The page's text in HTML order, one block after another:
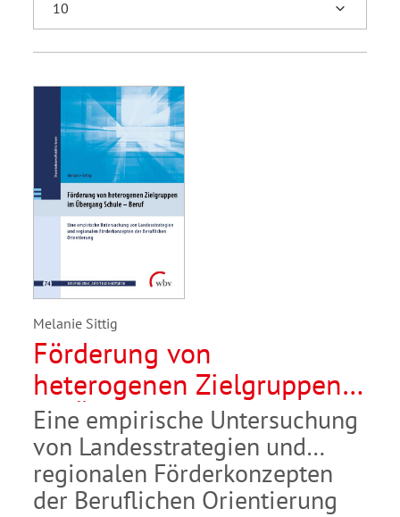
Melanie Sittig
Förderung von
heterogenen Zielgruppen
im Übergang Schule –
Beruf
Eine empirische Untersuchung
von Landesstrategien und
regionalen Förderkonzepten
der Beruflichen Orientierung